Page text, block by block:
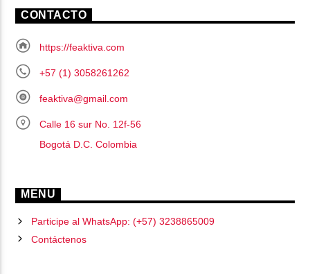
CONTACTO
https://feaktiva.com
+57 (1) 3058261262
feaktiva@gmail.com
Calle 16 sur No. 12f-56
Bogotá D.C. Colombia
MENU
Participe al WhatsApp: (+57) 3238865009
Contáctenos